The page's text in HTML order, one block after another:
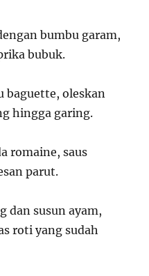
bumbu garam,
bubuk.
baguette, oleskan
hingga garing.
romaine, saus
parut.
dan susun ayam,
roti yang sudah